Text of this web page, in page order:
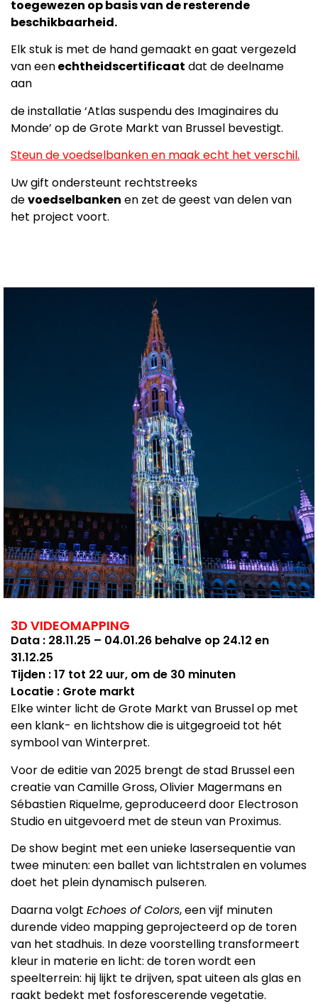
toegewezen op basis van de resterende
beschikbaarheid.
Elk stuk is met de hand gemaakt en gaat vergezeld
van eenechtheidscertificaat dat de deelname
aan
de installatie ‘Atlas suspendu des Imaginaires du
Monde’ op de Grote Markt van Brussel bevestigt.
Steun de voedselbanken en maak echt het verschil.
Uw gift ondersteunt rechtstreeks
devoedselbanken en zet de geest van delen van
het project voort.
3D VIDEOMAPPING
Data : 28.11.25 – 04.01.26 behalve op 24.12 en
31.12.25
Tijden : 17 tot 22 uur, om de 30 minuten
Locatie : Grote markt
Elke winter licht de Grote Markt van Brussel op met
een klank- en lichtshow die is uitgegroeid tot hét
symbool van Winterpret.
Voor de editie van 2025 brengt de stad Brussel een
creatie van Camille Gross, Olivier Magermans en
Sébastien Riquelme, geproduceerd door Electroson
Studio en uitgevoerd met de steun van Proximus.
De show begint met een unieke lasersequentie van
twee minuten: een ballet van lichtstralen en volumes
doet het plein dynamisch pulseren.
Daarna volgt Echoes of Colors, een vijf minuten
durende video mapping geprojecteerd op de toren
van het stadhuis. In deze voorstelling transformeert
kleur in materie en licht: de toren wordt een
speelterrein: hij lijkt te drijven, spat uiteen als glas en
raakt bedekt met fosforescerende vegetatie.